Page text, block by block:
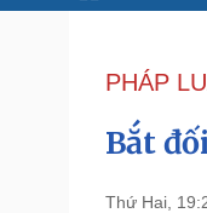
Đảng
Tổ chức
Quốc hội
Nhận diện
PHÁP
Bắt
Thứ Hai,